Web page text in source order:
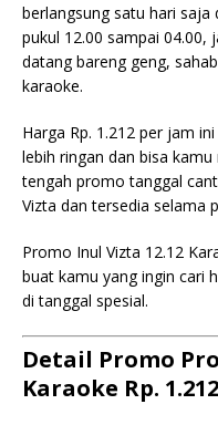
berlangsung satu hari
pukul 12.00 sampai
datang bareng geng,
karaoke.
Harga Rp. 1.212 per jam
lebih ringan dan bisa
tengah promo tanggal
Vizta dan tersedia selama
Promo Inul Vizta 12.12
buat kamu yang ingin cari
di tanggal spesial.
Detail Promo
Karaoke Rp.